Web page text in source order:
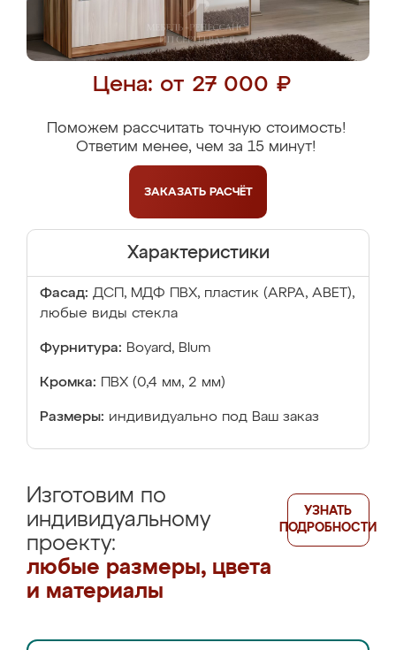
Цена: от 27 000 ₽
Поможем рассчитать точную стоимость!
Ответим менее, чем за 15 минут!
ЗАКАЗАТЬ РАСЧЁТ
Характеристики
Фасад: ДСП, МДФ ПВХ, пластик (ARPA, ABET),
любые виды стекла
Фурнитура: Boyard, Blum
Кромка: ПВХ (0,4 мм, 2 мм)
Размеры: индивидуально под Ваш заказ
Изготовим по
индивидуальному
проекту:
любые размеры, цвета
и материалы
УЗНАТЬ
ПОДРОБНОСТИ